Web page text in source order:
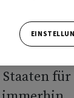
sich
für